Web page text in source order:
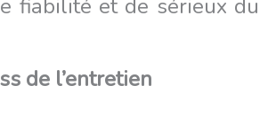
fiabilité et de sérieux du
de l’entretien